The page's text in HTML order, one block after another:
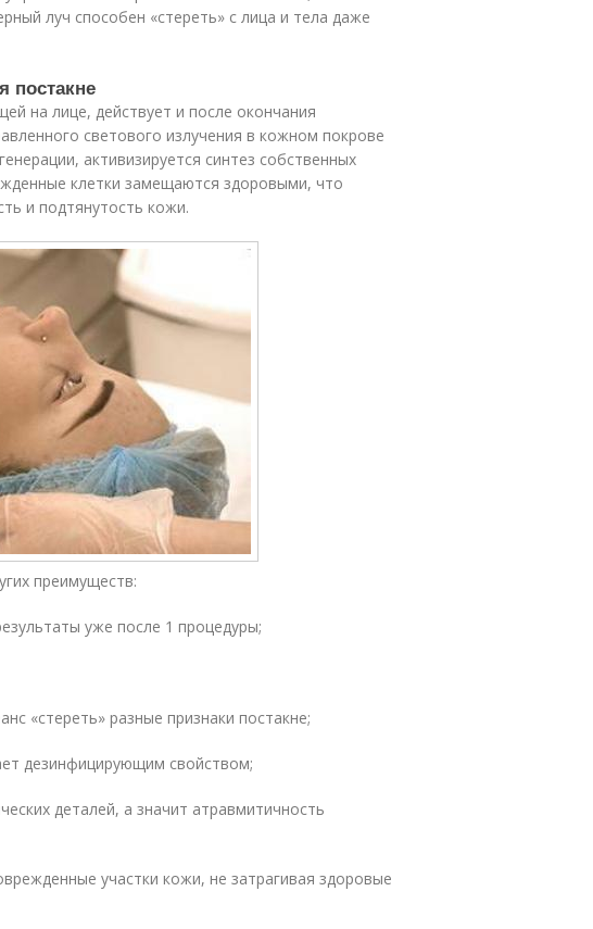
луч способен «стереть» с лица и тела даже
постакне
на лице, действует и после окончания
светового излучения в кожном покрове
активизируется синтез собственных
клетки замещаются здоровыми, что
и подтянутость кожи.
преимуществ:
уже после 1 процедуры;
«стереть» разные признаки постакне;
дезинфицирующим свойством;
деталей, а значит атравмитичность
участки кожи, не затрагивая здоровые